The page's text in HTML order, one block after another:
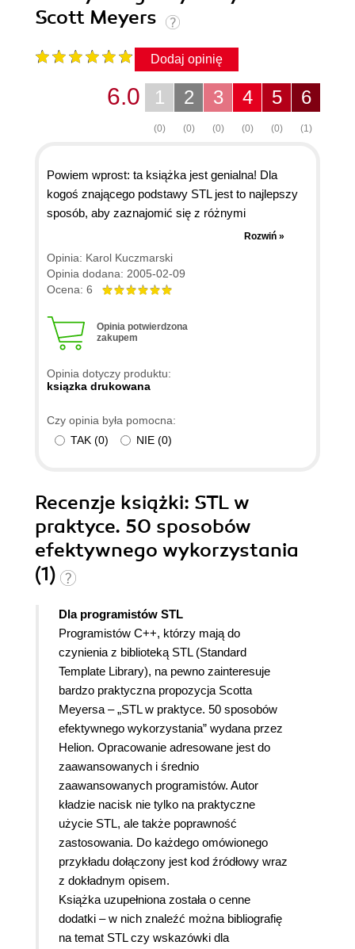
Scott Meyers
Dodaj opinię
6
(1)
5
(0)
4
(0)
3
(0)
2
(0)
1
(0)
6.0
Powiem wprost: ta książka jest genialna! Dla
kogoś znającego podstawy STL jest to najlepszy
sposób, aby zaznajomić się z różnymi
sztuczkami i kruczkami zawartymi w tej
bibliotece. Forma (luźne wskazówki) sprawia, że
można ją czytać w dowolnym porządku, a styl
cały czas do tego zachęca (spore uznanie dla
Rozwiń »
Opinia: Karol Kuczmarski
Opinia dodana: 2005-02-09
Ocena: 6
Opinia potwierdzona
zakupem
Opinia dotyczy produktu:
ksiązka drukowana
Czy opinia była pomocna:
TAK (0) NIE (0)
Recenzje książki: STL w
praktyce. 50 sposobów
efektywnego wykorzystania
(1)
Dla programistów STL
Programistów C++, którzy mają do
czynienia z biblioteką STL (Standard
Template Library), na pewno zainteresuje
bardzo praktyczna propozycja Scotta
Meyersa – „STL w praktyce. 50 sposobów
efektywnego wykorzystania” wydana przez
Helion. Opracowanie adresowane jest do
zaawansowanych i średnio
zaawansowanych programistów. Autor
kładzie nacisk nie tylko na praktyczne
użycie STL, ale także poprawność
zastosowania. Do każdego omówionego
przykładu dołączony jest kod źródłowy wraz
z dokładnym opisem.
Książka uzupełniona została o cenne
dodatki – w nich znaleźć można bibliografię
na temat STL czy wskazówki dla